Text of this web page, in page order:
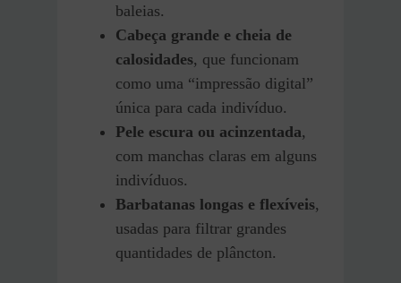
baleias.
Cabeça grande e cheia de
calosidades, que funcionam
como uma “impressão digital”
única para cada indivíduo.
Pele escura ou acinzentada,
com manchas claras em alguns
indivíduos.
Barbatanas longas e flexíveis,
usadas para filtrar grandes
quantidades de plâncton.